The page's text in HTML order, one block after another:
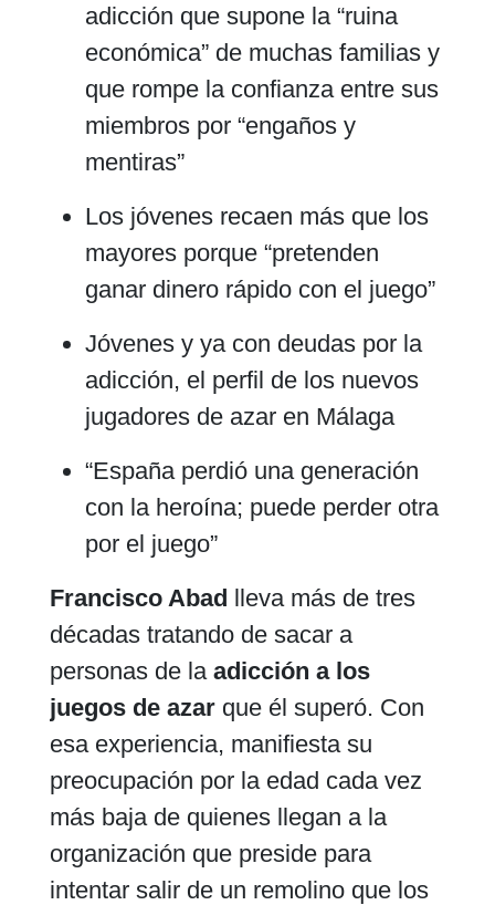
adicción que supone la “ruina
económica” de muchas familias y
que rompe la confianza entre sus
miembros por “engaños y
mentiras”
Los jóvenes recaen más que los
mayores porque “pretenden
ganar dinero rápido con el juego”
Jóvenes y ya con deudas por la
adicción, el perfil de los nuevos
jugadores de azar en Málaga
“España perdió una generación
con la heroína; puede perder otra
por el juego”
Francisco Abad lleva más de tres
décadas tratando de sacar a
personas de la adicción a los
juegos de azarque él superó. Con
esa experiencia, manifiesta su
preocupación por la edad cada vez
más baja de quienes llegan a la
organización que preside para
intentar salir de un remolino que los